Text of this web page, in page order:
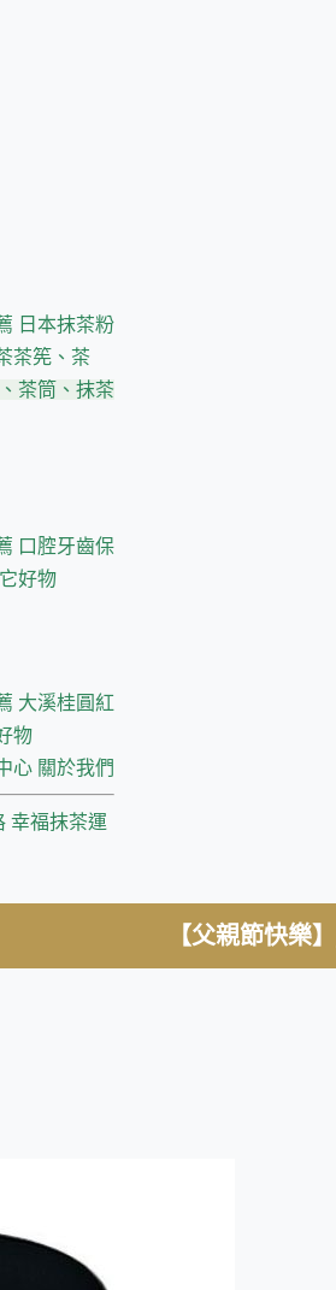
日本抹茶粉
茶筅、茶
茶筒、抹茶
口腔牙齒保
好物
大溪桂圓紅
物
心 關於我們
幸福抹茶運
【父親節快樂】